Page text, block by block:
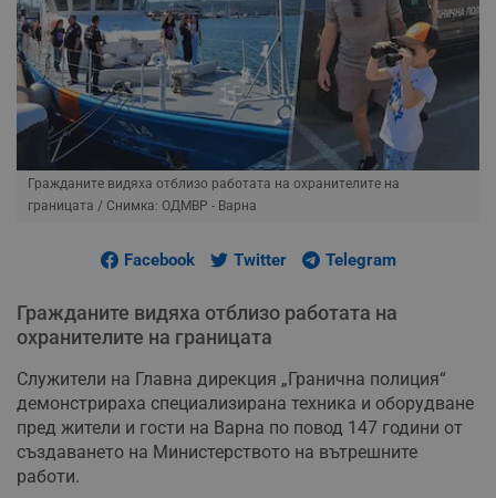
Гражданите видяха отблизо работата на охранителите на
границата / Снимка: ОДМВР - Варна
Facebook Twitter Telegram
Гражданите видяха отблизо работата на
охранителите на границата
Служители на Главна дирекция „Гранична полиция“
демонстрираха специализирана техника и оборудване
пред жители и гости на Варна по повод 147 години от
създаването на Министерството на вътрешните
работи.